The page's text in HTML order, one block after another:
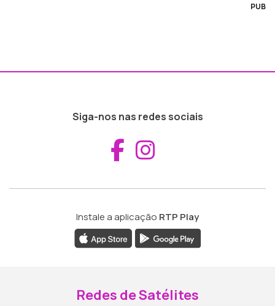
PUB
Siga-nos nas redes sociais
Aceder ao
Instale a aplicação RTP Play
Redes de Satélites